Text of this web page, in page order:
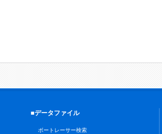
■データファイル
ボートレーサー検索